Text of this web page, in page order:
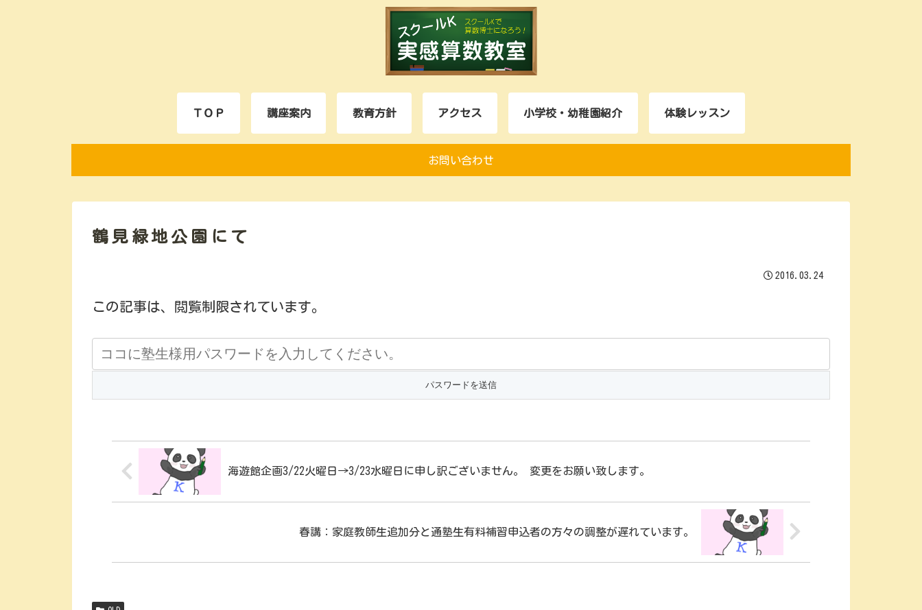
ＴＯＰ 講座案内 教育方針 アクセス 小学校・幼稚園紹介 体験レッスン
お問い合わせ
鶴見緑地公園にて
2016.03.24
この記事は、閲覧制限されています。
海遊館企画3/22火曜日→3/23水曜日に申し訳ございません。 変更をお願い致します。
春講：家庭教師生追加分と通塾生有料補習申込者の方々の調整が遅れています。